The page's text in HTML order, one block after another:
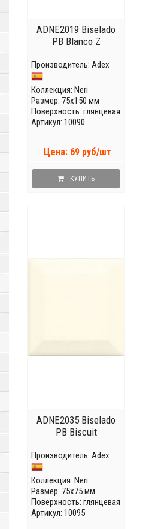
ADNE2019 Biselado
PB Blanco Z
Производитель: Adex
Коллекция: Neri
Размер: 75x150 мм
Поверхность: глянцевая
Артикул: 10090
Цена: 69 руб/шт
КУПИТЬ
ADNE2035 Biselado
PB Biscuit
Производитель: Adex
Коллекция: Neri
Размер: 75x75 мм
Поверхность: глянцевая
Артикул: 10095